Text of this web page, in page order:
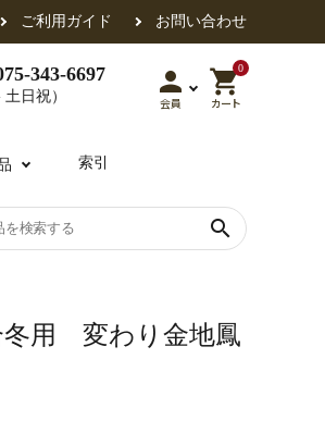
ご利用ガイド お問い合わせ
343-6697
日祝） person
会員
0
shopping_cart
カート
索引
search
用 変わり金地鳳